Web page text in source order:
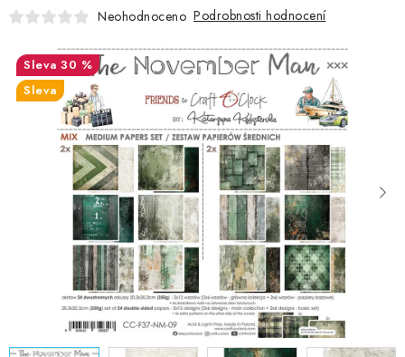
OBLÍBENÉ ♥️
FOTORECENZE
MOJE OBJEDNÁVKA
Kontakty Moje objednávka
Oblíbené ♥️
Hodnocení obchodu
Obchodní podmínky
Podmínky ochrany osobních údajů
Ověřování recenzí
Jak nakupovat
Neohodnoceno Podrobnosti hodnocení
30 %
Sleva